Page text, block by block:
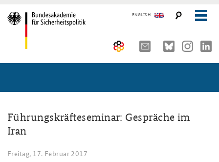
ENGLISH
Aktuelles (menu position rule)
Auftrag und Organisation
Historischer Ort
Kompetenzzentrum Strategische Vorausschau
10 Jahre AKJS
Seminare und Tagungen
Führungskräfteseminar für Sicherheitspolitik
Kernseminar für Sicherheitspolitik
Publikationen und Presse
#angeBAKSt: Aktuelle Kommentare zur Sicherheitspolitik
STUDIENPLATTFORM
Führungskräfteseminar: Gespräche im
Iran
Freitag, 17. Februar 2017